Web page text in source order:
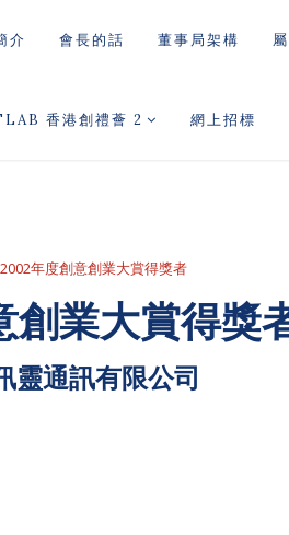
介 會長的話 董事局架構
香港創禮薈 2 網上招標
2002年度創意創業大賞得獎者
創業大賞得獎
靈通訊有限公司